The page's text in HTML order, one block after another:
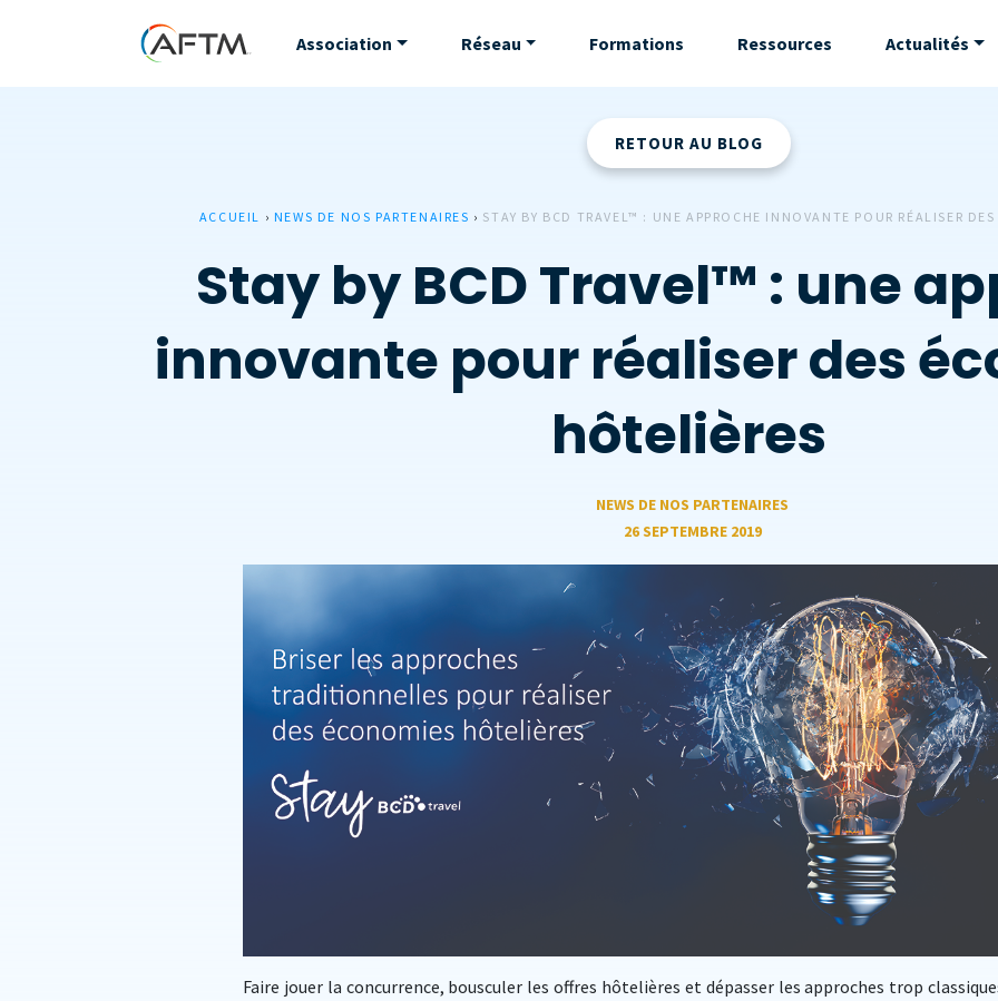
Association Réseau Formations Ressources Actualités
RETOUR AU BLOG
ACCUEIL › NEWS DE NOS PARTENAIRES › STAY BY BCD TRAVEL™ : UNE APPROCHE INNOVANTE POUR RÉALISER
Stay by BCD Travel™ : une
innovante pour réaliser des
hôtelières
NEWS DE NOS PARTENAIRES
26 SEPTEMBRE 2019
Faire jouer la concurrence, bousculer les offres hôtelières et dépasser les approches trop